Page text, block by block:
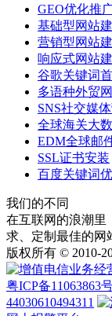
GEO优化推
基础型网站
营销型网站
响应式网站
谷歌关键词
多语种外贸
SNS社交媒
全球海关大
EDM全球邮
SSL证书安装
百度关键词
我们的不同
在互联网的浪潮里
求、定制最佳的网
版权所有 © 2010-
粤ICP备11063863
44030610494311